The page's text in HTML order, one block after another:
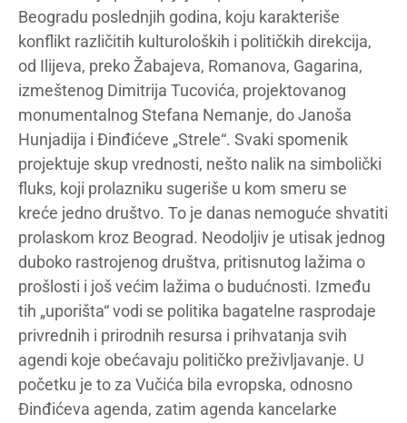
Beogradu poslednjih godina, koju karakteriše
konflikt različitih kulturoloških i političkih direkcija,
od Ilijeva, preko Žabajeva, Romanova, Gagarina,
izmeštenog Dimitrija Tucovića, projektovanog
monumentalnog Stefana Nemanje, do Janoša
Hunjadija i Đinđićeve „Strele“. Svaki spomenik
projektuje skup vrednosti, nešto nalik na simbolički
fluks, koji prolazniku sugeriše u kom smeru se
kreće jedno društvo. To je danas nemoguće shvatiti
prolaskom kroz Beograd. Neodoljiv je utisak jednog
duboko rastrojenog društva, pritisnutog lažima o
prošlosti i još većim lažima o budućnosti. Između
tih „uporišta“ vodi se politika bagatelne rasprodaje
privrednih i prirodnih resursa i prihvatanja svih
agendi koje obećavaju političko preživljavanje. U
početku je to za Vučića bila evropska, odnosno
Đinđićeva agenda, zatim agenda kancelarke